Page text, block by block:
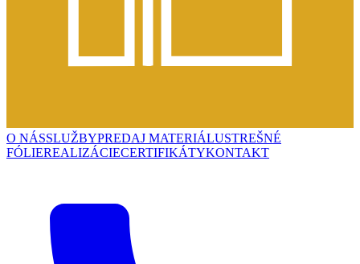
O NÁSSLUŽBYPREDAJ MATERIÁLUSTREŠNÉ
FÓLIEREALIZÁCIECERTIFIKÁTYKONTAKT